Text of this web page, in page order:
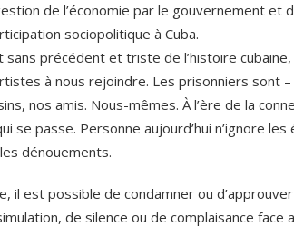
de l’économie par le gouvernement et
sociopolitique à Cuba.
sans précédent et triste de l’histoire
à nous rejoindre. Les prisonniers sont
nos amis. Nous-mêmes. À l’ère de la
se passe. Personne aujourd’hui n’ignore
dénouements.
il est possible de condamner ou
de silence ou de complaisance face